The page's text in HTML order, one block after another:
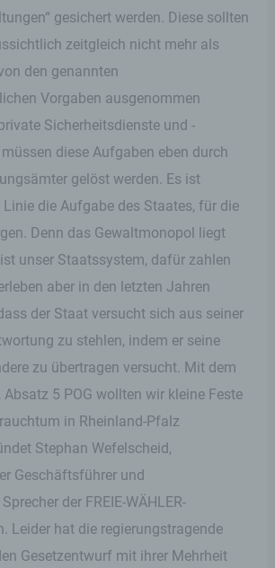
gesichert werden. Diese sollten
zeitgleich nicht mehr als
den genannten
Vorgaben ausgenommen
Sicherheitsdienste und -
diese Aufgaben eben durch
gelöst werden. Es ist
die Aufgabe des Staates, für die
Denn das Gewaltmonopol liegt
unser Staatssystem, dafür zahlen
aber in den letzten Jahren
der Staat versucht sich aus seiner
zu stehlen, indem er seine
zu übertragen versucht. Mit dem
5 POG wollten wir kleine Feste
in Rheinland-Pfalz
Stephan Wefelscheid,
Geschäftsführer und
der FREIE-WÄHLER-
Leider hat die regierungstragende
Gesetzentwurf mit ihrer Mehrheit